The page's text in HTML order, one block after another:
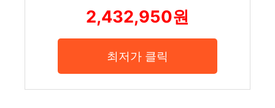
2,432,950원
최저가 클릭